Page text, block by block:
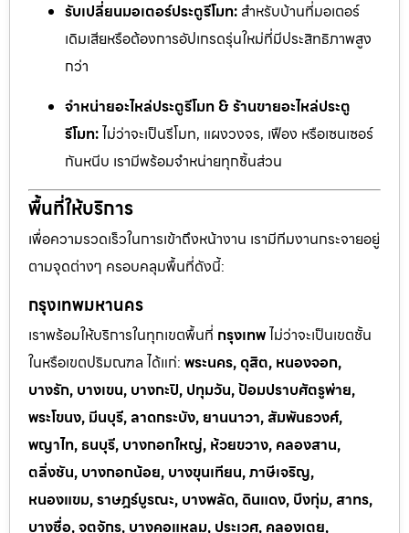
รับเปลี่ยนมอเตอร์ประตูรีโมท: สำหรับบ้านที่มอเตอร์
เดิมเสียหรือต้องการอัปเกรดรุ่นใหม่ที่มีประสิทธิภาพสูง
กว่า
จำหน่ายอะไหล่ประตูรีโมท & ร้านขายอะไหล่ประตู
รีโมท:ไม่ว่าจะเป็นรีโมท, แผงวงจร, เฟือง หรือเซนเซอร์
กันหนีบ เรามีพร้อมจำหน่ายทุกชิ้นส่วน
พื้นที่ให้บริการ
เพื่อความรวดเร็วในการเข้าถึงหน้างาน เรามีทีมงานกระจายอยู่
ตามจุดต่างๆ ครอบคลุมพื้นที่ดังนี้:
กรุงเทพมหานคร
เราพร้อมให้บริการในทุกเขตพื้นที่ กรุงเทพไม่ว่าจะเป็นเขตชั้น
ในหรือเขตปริมณฑล ได้แก่: พระนคร, ดุสิต, หนองจอก,
บางรัก, บางเขน, บางกะปิ, ปทุมวัน, ป้อมปราบศัตรูพ่าย,
พระโขนง, มีนบุรี, ลาดกระบัง, ยานนาวา, สัมพันธวงศ์,
พญาไท, ธนบุรี, บางกอกใหญ่, ห้วยขวาง, คลองสาน,
ตลิ่งชัน, บางกอกน้อย, บางขุนเทียน, ภาษีเจริญ,
หนองแขม, ราษฎร์บูรณะ, บางพลัด, ดินแดง, บึงกุ่ม, สาทร,
บางซื่อ, จตุจักร, บางคอแหลม, ประเวศ, คลองเตย,